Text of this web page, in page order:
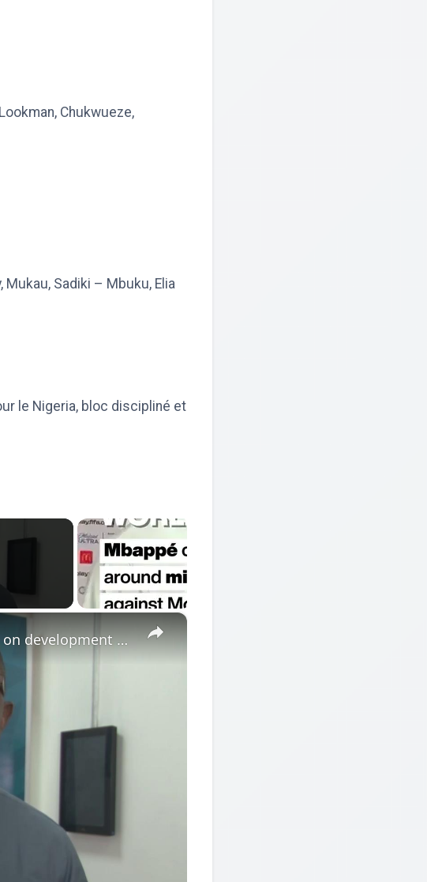
Chukwueze,
Sadiki – Mbuku, Elia
le Nigeria, bloc discipliné et
×
Cote d'Ivoire: African Economic Conference focuses on development opportunities in multipolar world.